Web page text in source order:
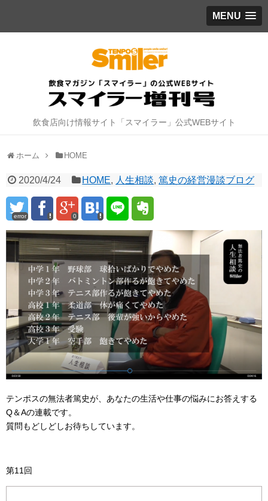
MENU
飲食店向け情報サイト「スマイラー」公式WEBサイト
ホーム HOME
2020/4/24 HOME, 人生相談,篤史の経営漫談ブログ
error 0
テンポスの無法者篤史が、あなたの生活や仕事の悩みにお答えする
Q＆Aの連載です。
質問もどしどしお待ちしています。
第11回